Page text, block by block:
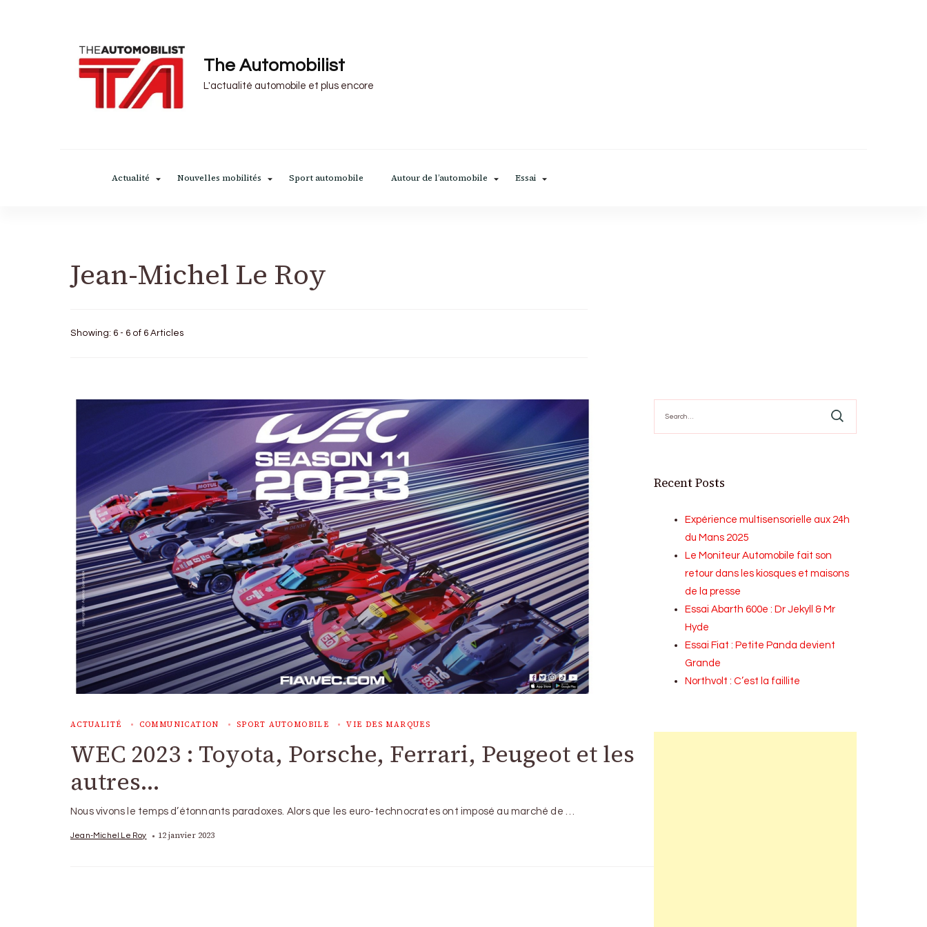
The Automobilist
L'actualité automobile et plus encore
Actualité Nouvelles mobilités Sport automobile Autour de l’automobile Essai
Jean-Michel Le Roy
Showing: 6 - 6 of 6 Articles
ACTUALITÉ COMMUNICATION SPORT AUTOMOBILE VIE DES MARQUES
WEC 2023 : Toyota, Porsche, Ferrari, Peugeot et les
autres…
Nous vivons le temps d’étonnants paradoxes. Alors que les euro-technocrates ont imposé au marché de …
Jean-Michel Le Roy 12 janvier 2023
for:
Recent Posts
Expérience multisensorielle aux 24h
du Mans 2025
Le Moniteur Automobile fait son
retour dans les kiosques et maisons
de la presse
Essai Abarth 600e : Dr Jekyll & Mr
Hyde
Essai Fiat : Petite Panda devient
Grande
Northvolt : C’est la faillite